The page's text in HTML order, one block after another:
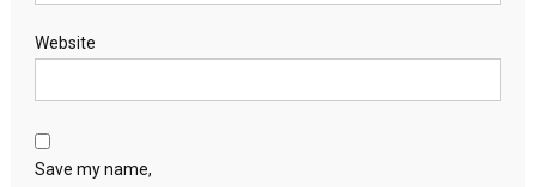
Website
Save my name,